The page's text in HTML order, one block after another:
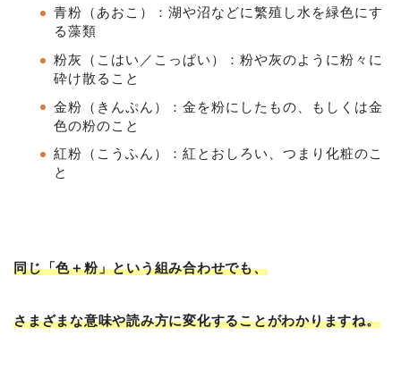
青粉（あおこ）：湖や沼などに繁殖し水を緑色にす
る藻類
粉灰（こはい／こっぱい）：粉や灰のように粉々に
砕け散ること
金粉（きんぷん）：金を粉にしたもの、もしくは金
色の粉のこと
紅粉（こうふん）：紅とおしろい、つまり化粧のこ
と
同じ「色＋粉」という組み合わせでも、
さまざまな意味や読み方に変化することがわかりますね。